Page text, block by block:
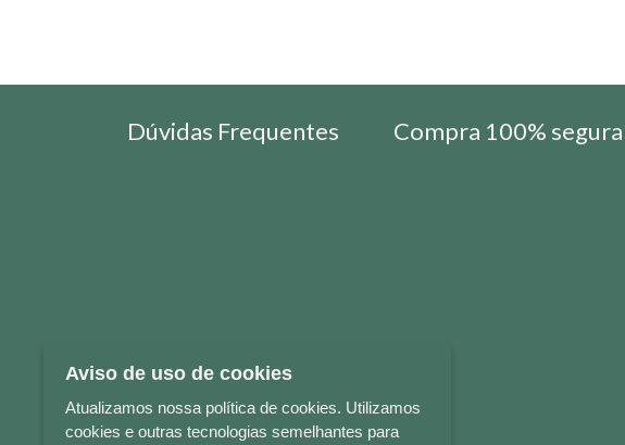
Dúvidas Frequentes Compra 100% segura
Aviso de uso de cookies
Atualizamos nossa política de cookies. Utilizamos
cookies e outras tecnologias semelhantes para